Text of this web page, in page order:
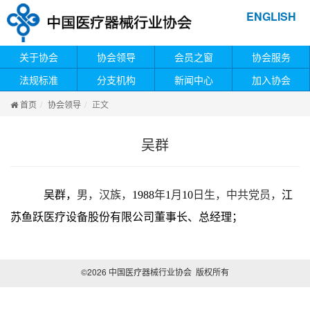
ENGLISH
关于协会 协会领导 会员之窗
协会服务
法规标准
分支机构 新闻中心 加入协会
首页 协会领导 正文
吴群
吴群， 男，汉族， 1988年1 月 10 日生，中共党员， 江
苏鱼跃医疗设备股份有限公司董事长、总经理 ；
©2026 中国医疗器械行业协会 版权所有